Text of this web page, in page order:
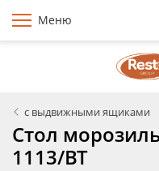
Меню
с выдвижными ящиками
Стол
1113/BT